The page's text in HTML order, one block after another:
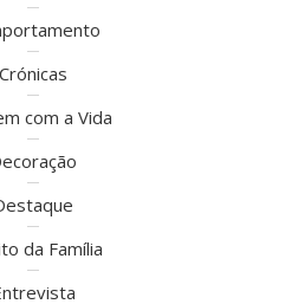
Crónicas
com a Vida
da Família